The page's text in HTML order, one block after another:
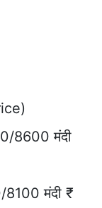
8600 मंदी
8100 मंदी ₹